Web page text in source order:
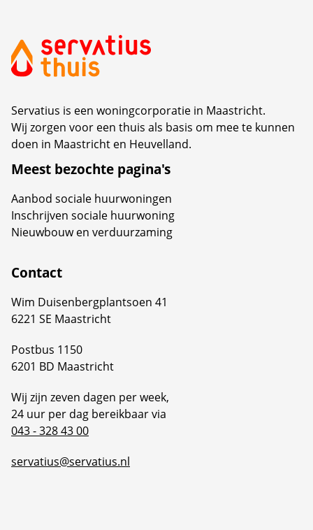
Servatius is een woningcorporatie in Maastricht.
Wij zorgen voor een thuis als basis om mee te kunnen
doen in Maastricht en Heuvelland.
Meest bezochte pagina's
Aanbod sociale huurwoningen
Inschrijven sociale huurwoning
Nieuwbouw en verduurzaming
Contact
Wim Duisenbergplantsoen 41
6221 SE Maastricht
Postbus 1150
6201 BD Maastricht
Wij zijn zeven dagen per week,
24 uur per dag bereikbaar via
043 - 328 43 00
servatius@servatius.nl